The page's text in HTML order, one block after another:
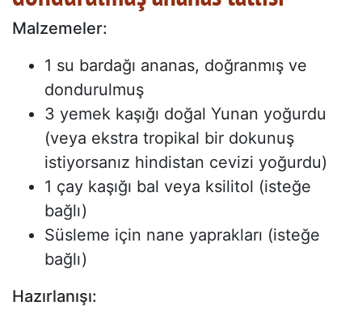
Malzemeler:
1 su bardağı ananas, doğranmış ve
dondurulmuş
3 yemek kaşığı doğal Yunan yoğurdu
(veya ekstra tropikal bir dokunuş
istiyorsanız hindistan cevizi yoğurdu)
1 çay kaşığı bal veya ksilitol (isteğe
bağlı)
Süsleme için nane yaprakları (isteğe
bağlı)
Hazırlanışı: